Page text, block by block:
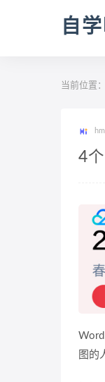
自
当前位置：
4
图的